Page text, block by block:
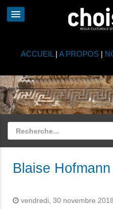
ACCUEIL | A PROPOS|
Blaise Hofmann
vendredi, 30 novembre